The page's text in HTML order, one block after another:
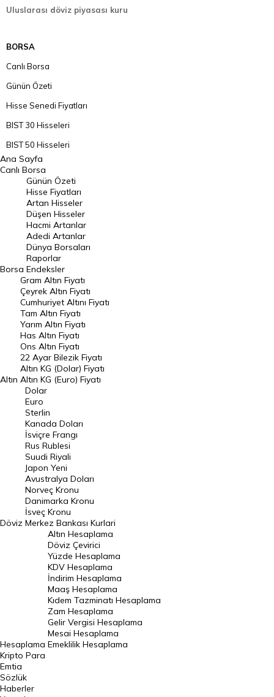
Uluslarası döviz piyasası kuru
BORSA
Canlı Borsa
Günün Özeti
Hisse Senedi Fiyatları
BIST 30 Hisseleri
BIST 50 Hisseleri
BIST 100 Hisseleri
En Çok Artan Hisseler
En Çok Düşen Hisseler
Hacmi Artanlar
Geçmiş Kapanışlar
Dünya Borsaları
Raporlar
Endeksler
DÖVİZ
Döviz Kuru
Dolar Kuru
Euro Kuru
Pound Kuru
Frank Kuru
Riyal Kuru
Avustralya Doları
Danimarka Kronu Kuru
Kanada Doları Kuru
Norveç Kronu Kuru
İsveç Kronu Kuru
Japon Yeni Kuru
Serbest Piyasa Döviz Kurları
Merkez Bankası Döviz Kurları
Altın Fiyatları
Gram Altın Fiyatı
Çeyrek Altın Fiyatı
Ana Sayfa
Canlı Borsa
Borsa
Günün Özeti
Hisse Fiyatları
Artan Hisseler
Düşen Hisseler
Hacmi Artanlar
Adedi Artanlar
Dünya Borsaları
Raporlar
Endeksler
Altın
Gram Altın Fiyatı
Çeyrek Altın Fiyatı
Cumhuriyet Altını Fiyatı
Tam Altın Fiyatı
Yarım Altın Fiyatı
Has Altın Fiyatı
Ons Altın Fiyatı
22 Ayar Bilezik Fiyatı
Altın KG (Dolar) Fiyatı
Altın KG (Euro) Fiyatı
Döviz
Dolar
Euro
Sterlin
Kanada Doları
İsviçre Frangı
Rus Rublesi
Suudi Riyali
Japon Yeni
Avustralya Doları
Norveç Kronu
Danimarka Kronu
İsveç Kronu
Merkez Bankası Kurlari
Hesaplama
Altın Hesaplama
Döviz Çevirici
Yüzde Hesaplama
KDV Hesaplama
İndirim Hesaplama
Maaş Hesaplama
Kıdem Tazminatı Hesaplama
Zam Hesaplama
Gelir Vergisi Hesaplama
Mesai Hesaplama
Emeklilik Hesaplama
Kripto Para
Emtia
Sözlük
Haberler